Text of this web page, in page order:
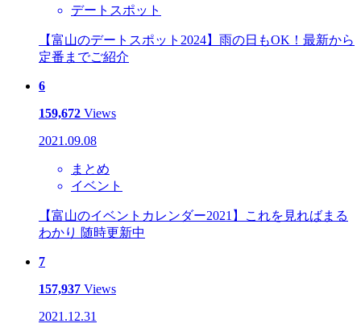
デートスポット
【富山のデートスポット2024】雨の日もOK！最新から
定番までご紹介
6
159,672 Views
2021.09.08
まとめ
イベント
【富山のイベントカレンダー2021】これを見ればまる
わかり 随時更新中
7
157,937 Views
2021.12.31